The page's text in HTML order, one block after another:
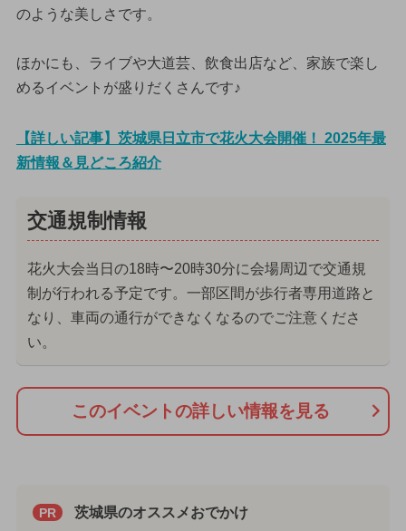
のような美しさです。
ほかにも、ライブや大道芸、飲食出店など、家族で楽し
めるイベントが盛りだくさんです♪
【詳しい記事】茨城県日立市で花火大会開催！ 2025年最
新情報＆見どころ紹介
交通規制情報
花火大会当日の18時〜20時30分に会場周辺で交通規
制が行われる予定です。一部区間が歩行者専用道路と
なり、車両の通行ができなくなるのでご注意くださ
い。
このイベントの詳しい情報を見る
PR 茨城県のオススメおでかけ